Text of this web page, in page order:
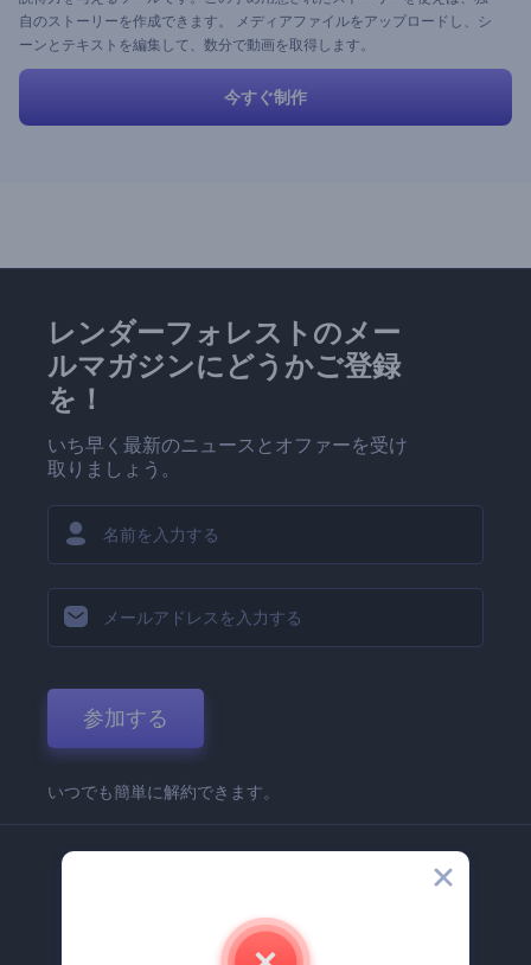
自のストーリーを作成できます。 メディアファイルをアップロードし、シ
ーンとテキストを編集して、数分で動画を取得します。
今すぐ制作
レンダーフォレストのメー
ルマガジンにどうかご登録
を！
いち早く最新のニュースとオファーを受け
取りましょう。
参加する
いつでも簡単に解約できます。
Renderforest 企業情報
お問い合わせ